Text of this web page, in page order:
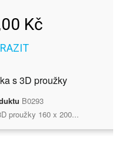
Kč
s 3D proužky
B0293
proužky 160 x 200...